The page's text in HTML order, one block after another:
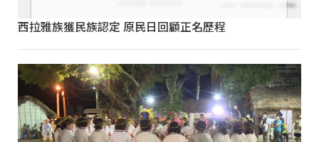
西拉雅族獲民族認定 原民日回顧正名歷程